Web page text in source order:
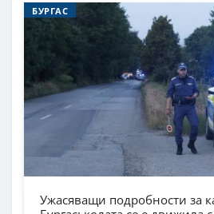
БУРГАС
Ужасяващи подробности за